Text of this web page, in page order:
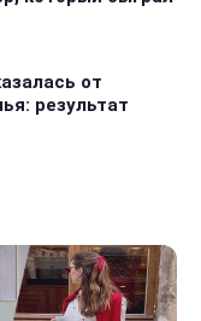
от
результат